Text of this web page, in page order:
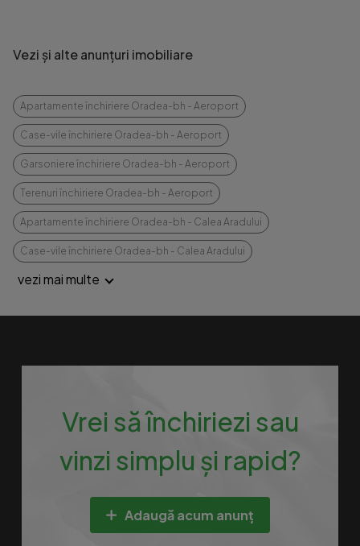
Vezi și alte anunțuri imobiliare
Apartamente închiriere Oradea-bh - Aeroport
Case-vile închiriere Oradea-bh - Aeroport
Garsoniere închiriere Oradea-bh - Aeroport
Terenuri închiriere Oradea-bh - Aeroport
Apartamente închiriere Oradea-bh - Calea Aradului
Case-vile închiriere Oradea-bh - Calea Aradului
vezi mai multe
Vrei să închiriezi sau
vinzi simplu și rapid?
Adaugă acum anunț